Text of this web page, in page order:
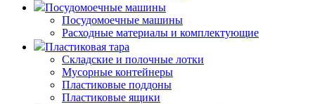
Посудомоечные машины
Посудомоечные машины
Расходные материалы и комплектующие
Пластиковая тара
Складские и полочные лотки
Мусорные контейнеры
Пластиковые поддоны
Пластиковые ящики